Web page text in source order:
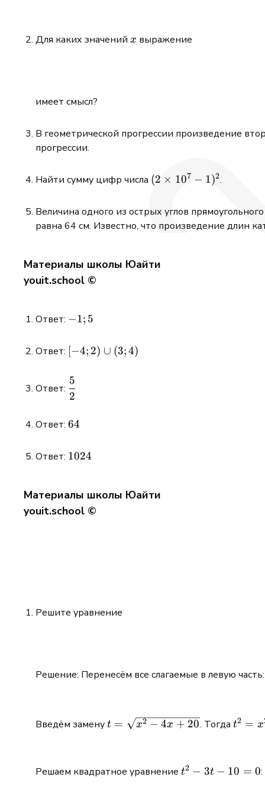
Для каких значений x
x выражение
имеет смысл?
В геометрической прогрессии произведение
прогрессии.
Найти сумму цифр числа (2
1)^2
(2 × 107 − 1)2.
Величина одного из острых углов
равна 64 см. Известно, что произведение длин
Материалы школы Юайти
youit.school ©
Ответ: -1;5
−1; 5
Ответ: [-4;2)\cup(3;4)
[−4; 2) ∪ (3;4)
Ответ: \displaystyle
\frac{5}{2}
2
5
Ответ: 64
64
Ответ: 1024
1024
Материалы школы Юайти
youit.school ©
Решите уравнение
Решение: Перенесём все слагаемые в левую часть:
Введём заменуt =
t = x2 − 4x + 20. Тогда t^2
-
4x
t2 = x
Решаем квадратное уравнение t^2
t2 − 3t − 10 = 0: